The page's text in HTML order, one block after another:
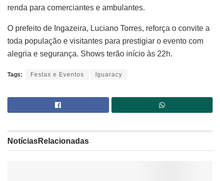
renda para comerciantes e ambulantes.
O prefeito de Ingazeira, Luciano Torres, reforça o convite a
toda população e visitantes para prestigiar o evento com
alegria e segurança. Shows terão início às 22h.
Tags: Festas e Eventos Iguaracy
NotíciasRelacionadas